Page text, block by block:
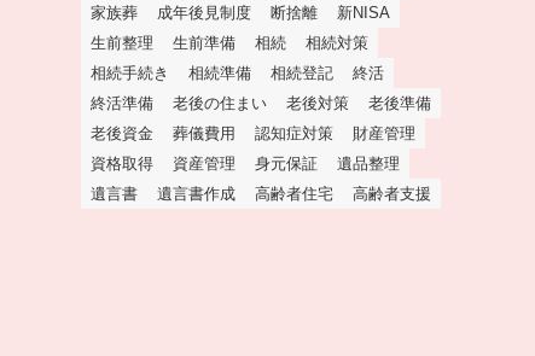
家族葬
成年後見制度 断捨離
新NISA
生前整理
生前準備 相続
相続対策
相続手続き
相続準備 相続登記
終活
終活準備
老後の住まい 老後対策
老後準備
老後資金
葬儀費用 認知症対策
財産管理
資格取得
資産管理 身元保証
遺品整理
遺言書
遺言書作成 高齢者住宅 高齢者支援